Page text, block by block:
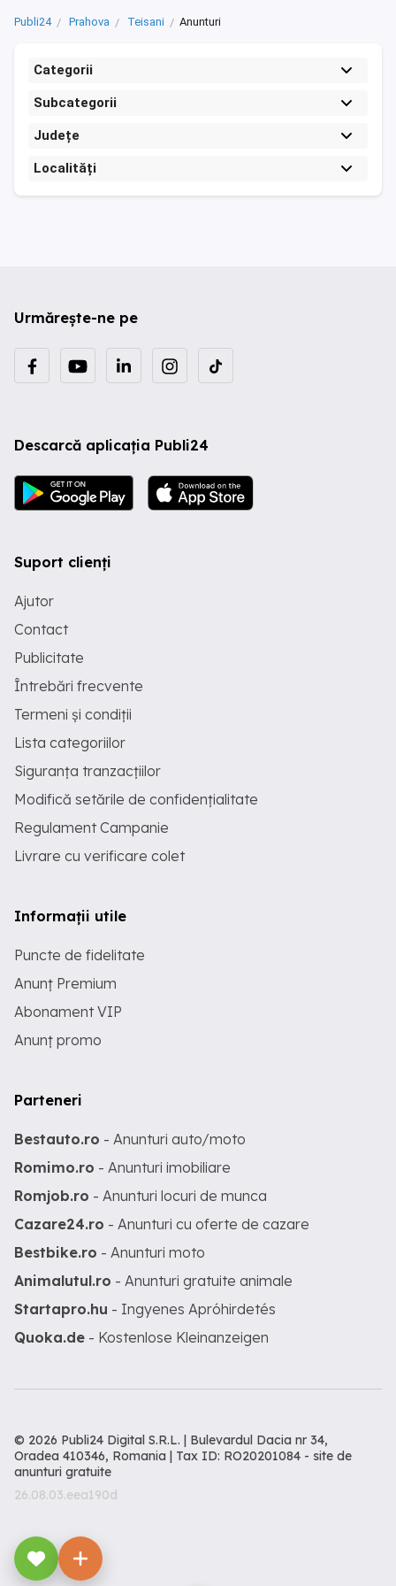
Publi24 Prahova Teisani Anunturi
Categorii
Subcategorii
Județe
Localități
Urmărește-ne pe
Descarcă aplicația Publi24
Suport clienți
Ajutor
Contact
Publicitate
Întrebări frecvente
Termeni și condiții
Lista categoriilor
Siguranța tranzacțiilor
Modifică setările de confidențialitate
Regulament Campanie
Livrare cu verificare colet
Informații utile
Puncte de fidelitate
Anunț Premium
Abonament VIP
Anunț promo
Parteneri
Bestauto.ro - Anunturi auto/moto
Romimo.ro - Anunturi imobiliare
Romjob.ro - Anunturi locuri de munca
Cazare24.ro - Anunturi cu oferte de cazare
Bestbike.ro - Anunturi moto
Animalutul.ro - Anunturi gratuite animale
Startapro.hu - Ingyenes Apróhirdetés
Quoka.de - Kostenlose Kleinanzeigen
© 2026 Publi24 Digital S.R.L. | Bulevardul Dacia nr 34,
Oradea 410346, Romania | Tax ID: RO20201084 - site de
anunturi gratuite
26.08.03.eea190d